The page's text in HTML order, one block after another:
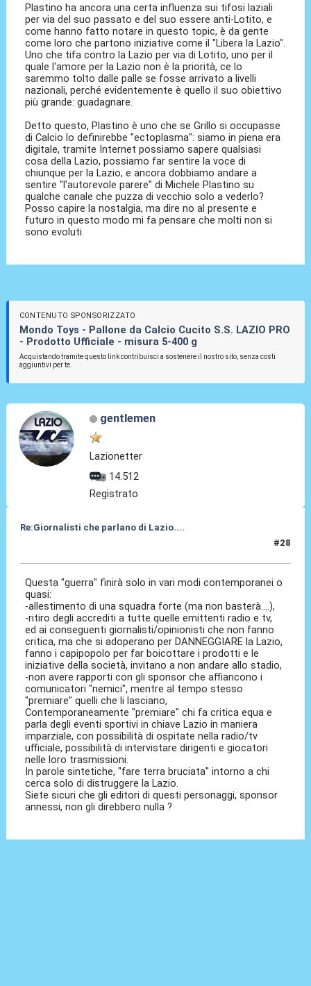
Plastino ha ancora una certa influenza sui tifosi laziali
per via del suo passato e del suo essere anti-Lotito, e
come hanno fatto notare in questo topic, è da gente
come loro che partono iniziative come il "Libera la Lazio".
Uno che tifa contro la Lazio per via di Lotito, uno per il
quale l'amore per la Lazio non è la priorità, ce lo
saremmo tolto dalle palle se fosse arrivato a livelli
nazionali, perché evidentemente è quello il suo obiettivo
più grande: guadagnare.
Detto questo, Plastino è uno che se Grillo si occupasse
di Calcio lo definirebbe "ectoplasma": siamo in piena era
digitale, tramite Internet possiamo sapere qualsiasi
cosa della Lazio, possiamo far sentire la voce di
chiunque per la Lazio, e ancora dobbiamo andare a
sentire "l'autorevole parere" di Michele Plastino su
qualche canale che puzza di vecchio solo a vederlo?
Posso capire la nostalgia, ma dire no al presente e
futuro in questo modo mi fa pensare che molti non si
sono evoluti.
CONTENUTO SPONSORIZZATO
Mondo Toys - Pallone da Calcio Cucito S.S. LAZIO PRO
- Prodotto Ufficiale - misura 5-400 g
Acquistando tramite questo link contribuisci a sostenere il nostro sito, senza costi
aggiuntivi per te.
gentlemen
Lazionetter
14.512
Registrato
Re:Giornalisti che parlano di Lazio....
#28
Questa "guerra" finirà solo in vari modi contemporanei o
quasi:
-allestimento di una squadra forte (ma non basterà....),
-ritiro degli accrediti a tutte quelle emittenti radio e tv,
ed ai conseguenti giornalisti/opinionisti che non fanno
critica, ma che si adoperano per DANNEGGIARE la Lazio,
fanno i capipopolo per far boicottare i prodotti e le
iniziative della società, invitano a non andare allo stadio,
-non avere rapporti con gli sponsor che affiancono i
comunicatori "nemici", mentre al tempo stesso
"premiare" quelli che li lasciano,
Contemporaneamente "premiare" chi fa critica equa e
parla degli eventi sportivi in chiave Lazio in maniera
imparziale, con possibilità di ospitate nella radio/tv
ufficiale, possibilità di intervistare dirigenti e giocatori
nelle loro trasmissioni.
In parole sintetiche, "fare terra bruciata" intorno a chi
cerca solo di distruggere la Lazio.
Siete sicuri che gli editori di questi personaggi, sponsor
annessi, non gli direbbero nulla ?